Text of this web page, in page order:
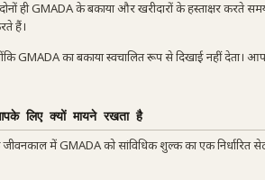
ही GMADA के बकाया और खरीदारों के हस्ताक्षर करते
हैं।
का बकाया स्वचालित रूप से दिखाई नहीं देता।
लिए क्यों मायने रखता है
में GMADA को सांविधिक शुल्क का एक निर्धारित